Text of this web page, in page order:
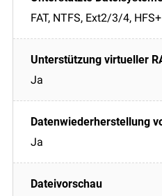
FAT, NTFS, Ext2/3/4, HFS+
Ja
Ja